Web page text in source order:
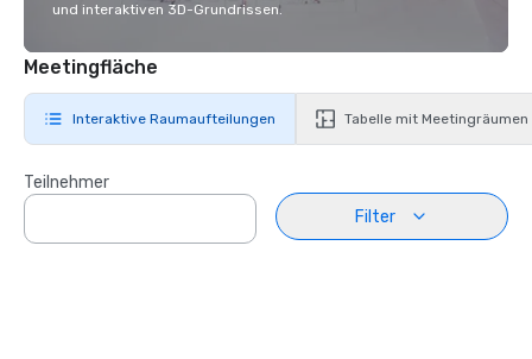
und interaktiven 3D-Grundrissen.
Meetingfläche
Interaktive Raumaufteilungen Tabelle mit Meetingräumen
Teilnehmer
Filter